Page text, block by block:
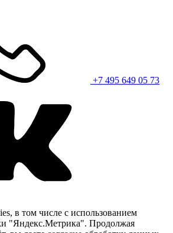
+7 495 649 05 73
в том числе с использованием
"Яндекс.Метрика". Продолжая